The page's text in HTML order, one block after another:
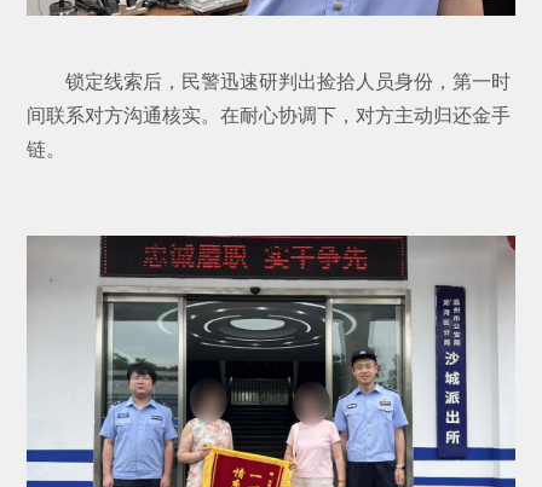
锁定线索后，民警迅速研判出捡拾人员身份，第一时
间联系对方沟通核实。在耐心协调下，对方主动归还金手
链。